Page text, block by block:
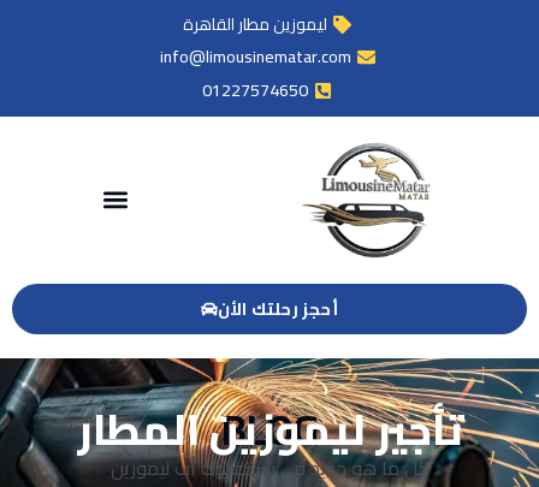
ليموزين مطار القاهرة
info@limousinematar.com
01227574650
أحجز رحلتك الأن
BLOG
تأجير ليموزين المطار
كل ما هو جديد في شركة بيك أب ليموزين